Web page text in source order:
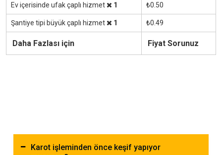
Ev içerisinde ufak çaplı hizmet 1 ₺0.50
Şantiye tipi büyük çaplı hizmet 1 ₺0.49
Daha Fazlası için Fiyat Sorunuz
Karot işleminden önce keşif yapıyor